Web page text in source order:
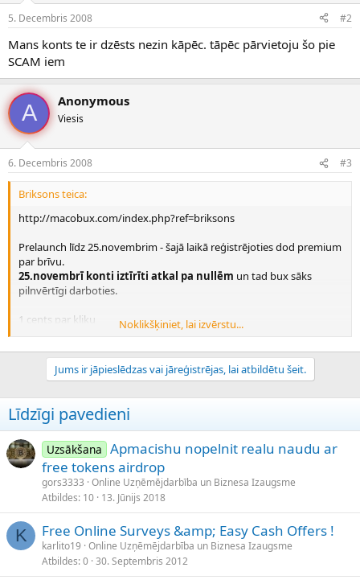
5. Decembris 2008 #2
Mans konts te ir dzēsts nezin kāpēc. tāpēc pārvietoju šo pie
SCAM iem
A Anonymous
Viesis
6. Decembris 2008 #3
Briksons teica:
http://macobux.com/index.php?ref=briksons
Prelaunch līdz 25.novembrim - šajā laikā reģistrējoties dod premium
par brīvu.
25.novembrī konti iztīrīti atkal pa nullēm un tad bux sāks
pilnvērtīgi darboties.
1 cents par kliku
1 cents par refa kliku
Izmaksa no 5$ uz alertpay 48 stundu laikā.
Reģistrējamies te >>> http://macobux.com/index.php?ref=briksons
Noklikšķiniet, lai izvērstu...
Jums ir jāpieslēdzas vai jāreģistrējas, lai atbildētu šeit.
Līdzīgi pavedieni
Uzsākšana Apmacishu nopelnit realu naudu ar
free tokens airdrop
gors3333 Online Uzņēmējdarbība un Biznesa Izaugsme
Atbildes 10 13. Jūnijs 2018
K Free Online Surveys &amp; Easy Cash Offers !
karlito19 Online Uzņēmējdarbība un Biznesa Izaugsme
Atbildes 0 30. Septembris 2012